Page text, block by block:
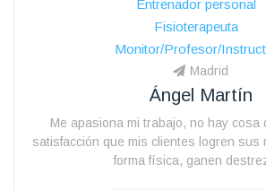
Entrenador personal
Fisioterapeuta
Monitor/Profesor/
Madrid
Ángel Martín
Me apasiona mi trabajo, no hay cosa
satisfacción que mis clientes logren sus
forma física, ganen